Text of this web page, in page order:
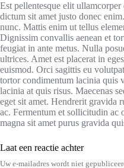
Est pellentesque elit
dictum sit amet justo donec
nunc. Mattis enim ut tellus
Dignissim convallis aenean et
feugiat in ante metus. Nulla
ultrices. Amet est placerat in
euismod. Orci sagittis eu
tortor condimentum lacinia quis
lacinia at quis risus. Maecenas
eget sit amet. Hendrerit gravida
ac. Fermentum et sollicitudin ac
magna sit amet purus gravida
Laat een reactie achter
Uw e-mailadres wordt niet